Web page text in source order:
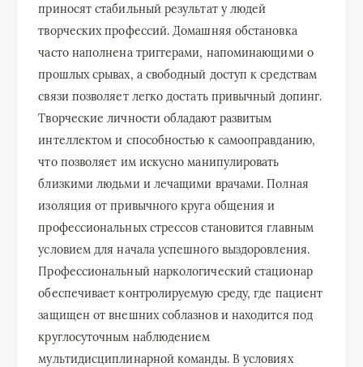
приносят стабильный результат у людей
творческих профессий. Домашняя обстановка
часто наполнена триггерами, напоминающими о
прошлых срывах, а свободный доступ к средствам
связи позволяет легко достать привычный допинг.
Творческие личности обладают развитым
интеллектом и способностью к самооправданию,
что позволяет им искусно манипулировать
близкими людьми и лечащими врачами. Полная
изоляция от привычного круга общения и
профессиональных стрессов становится главным
условием для начала успешного выздоровления.
Профессиональный наркологический стационар
обеспечивает контролируемую среду, где пациент
защищен от внешних соблазнов и находится под
круглосуточным наблюдением
мультидисциплинарной команды. В условиях